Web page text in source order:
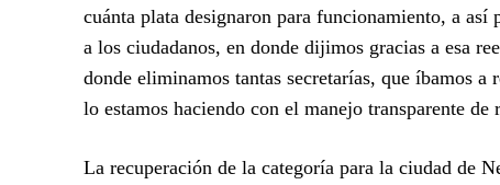
cuánta plata designaron para funcionamiento, a así
a los ciudadanos, en donde dijimos gracias a esa
donde eliminamos tantas secretarías, que íbamos a
lo estamos haciendo con el manejo transparente de
La recuperación de la categoría para la ciudad de